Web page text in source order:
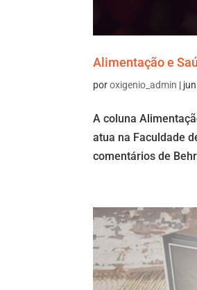
Alimentação e
poroxigenio_admin |
A coluna
atua na Faculdade
comentários de